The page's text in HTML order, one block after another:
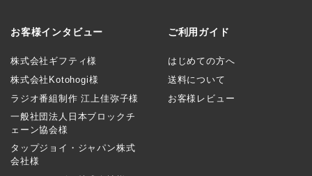
お客様インタビュー
株式会社ギフティ様
株式会社Kotohogi様
ラジオ番組制作 江上佳弥子様
一般社団法人日本ブロックチ
ェーン協会様
タップジョイ・ジャパン株式
会社様
ご利用ガイド
はじめての方へ
送料について
お客様レビュー